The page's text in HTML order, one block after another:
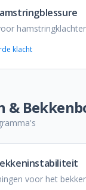
klacht
&
voor het